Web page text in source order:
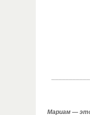
Мариам —